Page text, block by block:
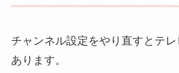
チャンネル設定をやり直すとテ
あります。